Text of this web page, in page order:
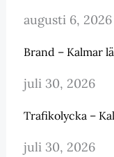
augusti 6, 2026
Brand – Kalmar
juli 30, 2026
Trafikolycka –
juli 30, 2026